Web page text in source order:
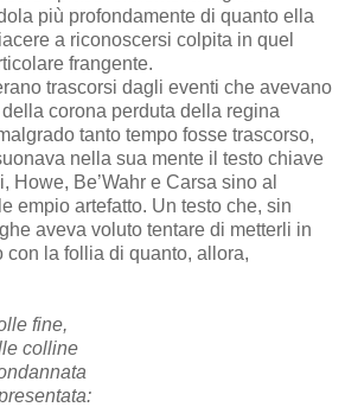
più profondamente di quanto ella
a riconoscersi colpita in quel
frangente.
trascorsi dagli eventi che avevano
corona perduta della regina
tanto tempo fosse trascorso,
nella sua mente il testo chiave
Howe, Be’Wahr e Carsa sino al
empio artefatto. Un testo che, sin
aveva voluto tentare di metterli in
con la follia di quanto, allora,
fine,
colline